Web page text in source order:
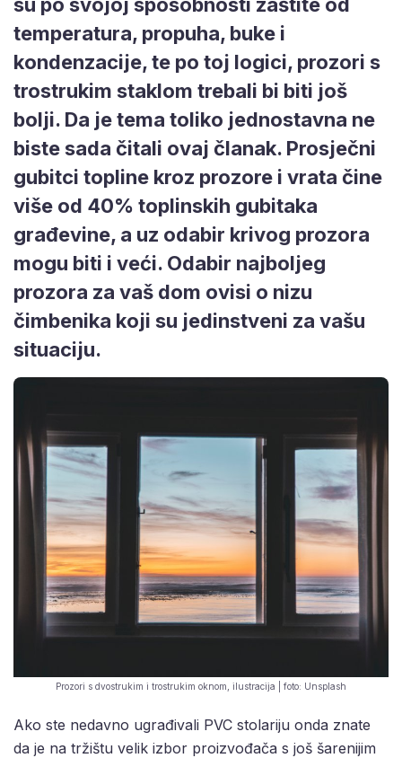
temperatura, propuha, buke i
kondenzacije, te po toj logici, prozori s
trostrukim staklom trebali bi biti još
bolji. Da je tema toliko jednostavna ne
biste sada čitali ovaj članak. Prosječni
gubitci topline kroz prozore i vrata čine
više od 40% toplinskih gubitaka
građevine, a uz odabir krivog prozora
mogu biti i veći. Odabir najboljeg
prozora za vaš dom ovisi o nizu
čimbenika koji su jedinstveni za vašu
situaciju.
Prozori s dvostrukim i trostrukim oknom, ilustracija | foto: Unsplash
Ako ste nedavno ugrađivali PVC stolariju onda znate
da je na tržištu velik izbor proizvođača s još šarenijim